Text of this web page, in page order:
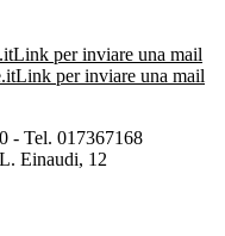
Link per inviare una mail
Link per inviare una mail
- Tel. 017367168
Einaudi, 12